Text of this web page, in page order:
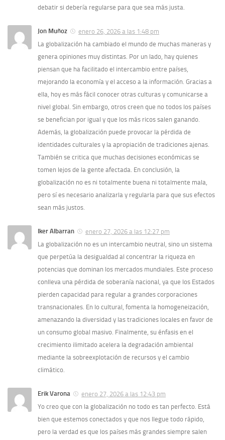
debatir si debería regularse para que sea más justa.
Jon Muñoz
enero 26, 2026 a las 1:48 pm
La globalización ha cambiado el mundo de muchas maneras y
genera opiniones muy distintas. Por un lado, hay quienes
piensan que ha facilitado el intercambio entre países,
mejorando la economía y el acceso a la información. Gracias a
ella, hoy es más fácil conocer otras culturas y comunicarse a
nivel global. Sin embargo, otros creen que no todos los países
se benefician por igual y que los más ricos salen ganando.
Además, la globalización puede provocar la pérdida de
identidades culturales y la apropiación de tradiciones ajenas.
También se critica que muchas decisiones económicas se
tomen lejos de la gente afectada. En conclusión, la
globalización no es ni totalmente buena ni totalmente mala,
pero sí es necesario analizarla y regularla para que sus efectos
sean más justos.
Iker Albarran
enero 27, 2026 a las 12:27 pm
La globalización no es un intercambio neutral, sino un sistema
que perpetúa la desigualdad al concentrar la riqueza en
potencias que dominan los mercados mundiales. Este proceso
conlleva una pérdida de soberanía nacional, ya que los Estados
pierden capacidad para regular a grandes corporaciones
transnacionales. En lo cultural, fomenta la homogeneización,
amenazando la diversidad y las tradiciones locales en favor de
un consumo global masivo. Finalmente, su énfasis en el
crecimiento ilimitado acelera la degradación ambiental
mediante la sobreexplotación de recursos y el cambio
climático.
Erik Varona
enero 27, 2026 a las 12:43 pm
Yo creo que con la globalización no todo es tan perfecto. Está
bien que estemos conectados y que nos llegue todo rápido,
pero la verdad es que los países más grandes siempre salen